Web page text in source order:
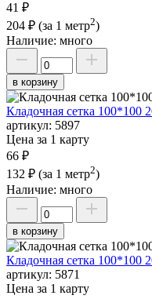
41 ₽
204 ₽ (за 1 метр2)
Наличие: много
в корзину
Кладочная сетка 100*100
артикул: 5897
Цена за 1 карту
66 ₽
132 ₽ (за 1 метр2)
Наличие: много
в корзину
Кладочная сетка 100*100
артикул: 5871
Цена за 1 карту